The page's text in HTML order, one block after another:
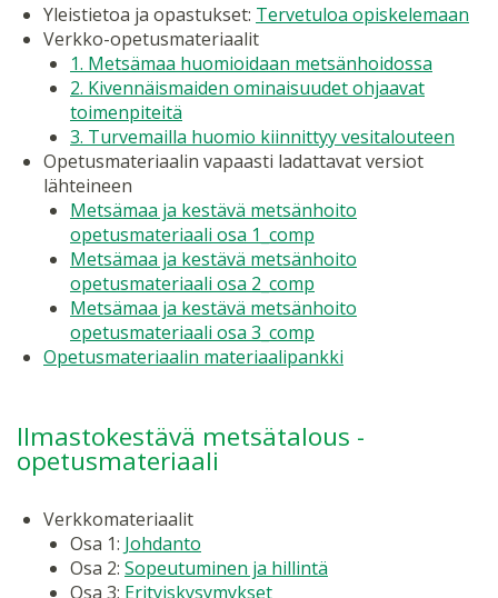
Yleistietoa ja opastukset: Tervetuloa opiskelemaan
Verkko-opetusmateriaalit
1. Metsämaa huomioidaan metsänhoidossa
2. Kivennäismaiden ominaisuudet ohjaavat
toimenpiteitä
3. Turvemailla huomio kiinnittyy vesitalouteen
Opetusmateriaalin vapaasti ladattavat versiot
lähteineen
Metsämaa ja kestävä metsänhoito
opetusmateriaali osa 1_comp
Metsämaa ja kestävä metsänhoito
opetusmateriaali osa 2_comp
Metsämaa ja kestävä metsänhoito
opetusmateriaali osa 3_comp
Opetusmateriaalin materiaalipankki
Ilmastokestävä metsätalous -
opetusmateriaali
Verkkomateriaalit
Osa 1: Johdanto
Osa 2: Sopeutuminen ja hillintä
Osa 3: Erityiskysymykset